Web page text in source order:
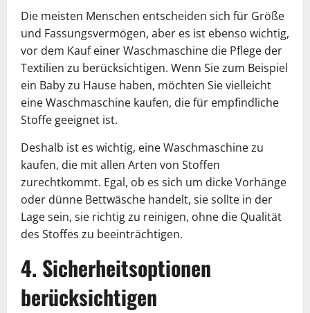
Die meisten Menschen entscheiden sich für Größe
und Fassungsvermögen, aber es ist ebenso wichtig,
vor dem Kauf einer Waschmaschine die Pflege der
Textilien zu berücksichtigen. Wenn Sie zum Beispiel
ein Baby zu Hause haben, möchten Sie vielleicht
eine Waschmaschine kaufen, die für empfindliche
Stoffe geeignet ist.
Deshalb ist es wichtig, eine Waschmaschine zu
kaufen, die mit allen Arten von Stoffen
zurechtkommt. Egal, ob es sich um dicke Vorhänge
oder dünne Bettwäsche handelt, sie sollte in der
Lage sein, sie richtig zu reinigen, ohne die Qualität
des Stoffes zu beeinträchtigen.
4. Sicherheitsoptionen
berücksichtigen